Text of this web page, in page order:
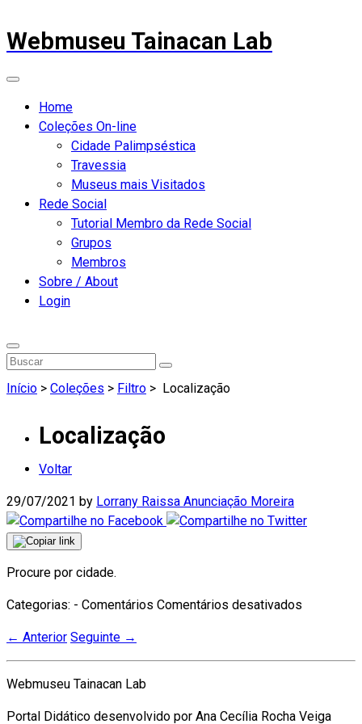
Webmuseu Tainacan Lab
Home
Coleções On-line
Cidade Palimpséstica
Travessia
Museus mais Visitados
Rede Social
Tutorial Membro da Rede Social
Grupos
Membros
Sobre / About
Login
Início > Coleções > Filtro > Localização
Localização
Voltar
29/07/2021 by Lorrany Raissa Anunciação Moreira
Procure por cidade.
Categorias: - Comentários Comentários desativados
← Anterior Seguinte →
Webmuseu Tainacan Lab
Portal Didático desenvolvido por Ana Cecília Rocha Veiga